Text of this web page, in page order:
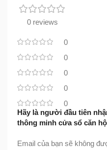
0 reviews
0
0
0
0
0
Hãy là người đầu tiên
thông minh cửa sổ căn
Email của bạn sẽ không